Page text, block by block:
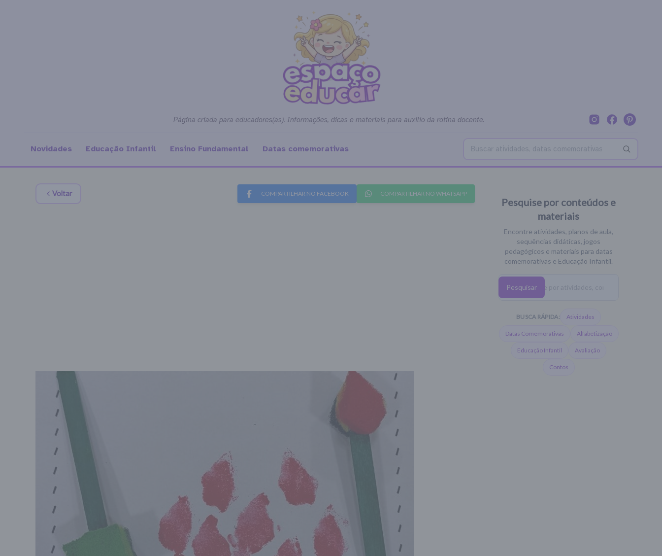
Página criada para educadores(as). Informações, dicas e materiais para auxílio da rotina docente.
Novidades Educação Infantil Ensino Fundamental Datas comemorativas
Voltar COMPARTILHAR NO FACEBOOK COMPARTILHAR NO WHATSAPP
Pesquise por conteúdos e
materiais
Encontre atividades, planos de aula,
sequências didáticas, jogos
pedagógicos e materiais para datas
comemorativas e Educação Infantil.
Pesquisar
BUSCA RÁPIDA: Atividades
Datas Comemorativas Alfabetização
Educação Infantil Avaliação
Contos